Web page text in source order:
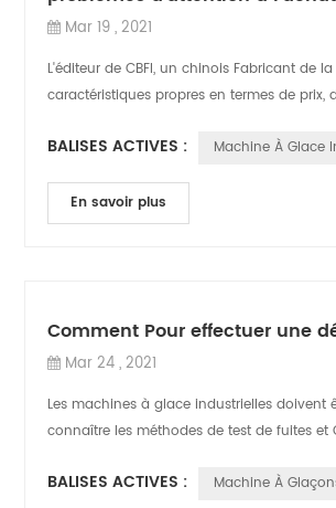
Mar 19 , 2021
L'éditeur de CBFI, un chinois Fabricant
caractéristiques propres en termes de prix,
BALISES ACTIVES : Machine À Glace
En savoir plus
Comment Pour effectuer une
Mar 24 , 2021
Les machines à glace industrielles doivent
connaître les méthodes de test de fuites et
BALISES ACTIVES : Machine À